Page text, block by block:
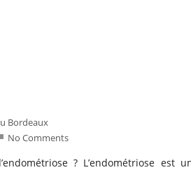
Bordeaux
No Comments
? L’endométriose est